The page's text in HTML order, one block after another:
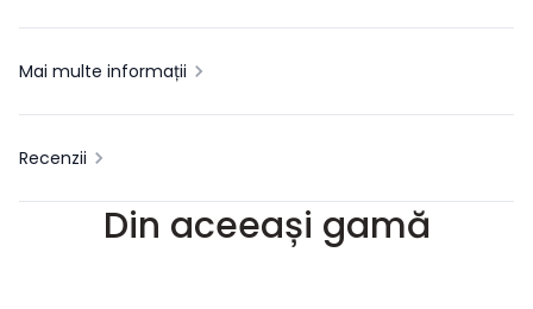
Mai multe informații
Recenzii
Din aceeași gamă